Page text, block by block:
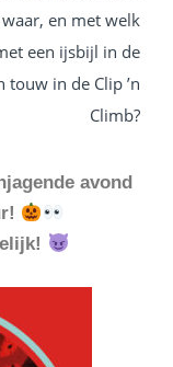
en met welk
een ijsbijl in de
touw in de Clip ’n
Climb?
avond